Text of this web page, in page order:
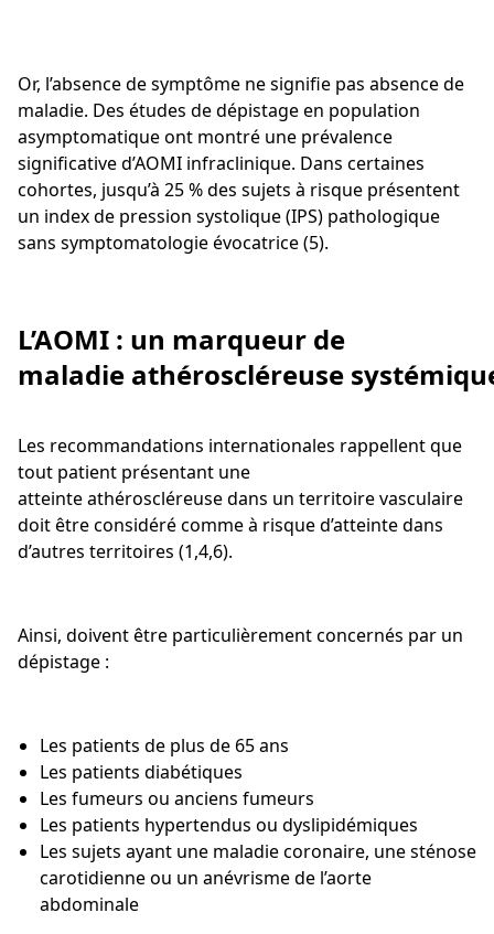
Or, l’absence de symptôme ne signifie pas absence de
maladie. Des études de dépistage en population
asymptomatique ont montré une prévalence
significative d’AOMI infraclinique. Dans certaines
cohortes, jusqu’à 25 % des sujets à risque présentent
un index de pression systolique (IPS) pathologique
sans symptomatologie évocatrice (5).
L’AOMI : un marqueur de
maladie athéroscléreuse
Les recommandations internationales rappellent que
tout patient présentant une
atteinte athéroscléreuse dans un territoire vasculaire
doit être considéré comme à risque d’atteinte dans
d’autres territoires (1,4,6).
Ainsi, doivent être particulièrement concernés par un
dépistage :
Les patients de plus de 65 ans
Les patients diabétiques
Les fumeurs ou anciens fumeurs
Les patients hypertendus ou dyslipidémiques
Les sujets ayant une maladie coronaire, une sténose
carotidienne ou un anévrisme de l’aorte
abdominale